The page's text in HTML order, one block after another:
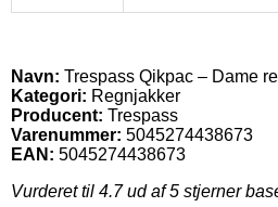
Navn: Trespass Qikpac – Dame
Kategori: Regnjakker
Producent: Trespass
Varenummer: 5045274438673
EAN: 5045274438673
Vurderet til 4.7ud af 5 stjerner